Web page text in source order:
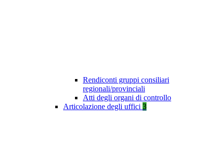
Rendiconti gruppi consiliari
regionali/provinciali
Atti degli organi di controllo
Articolazione degli uffici 3